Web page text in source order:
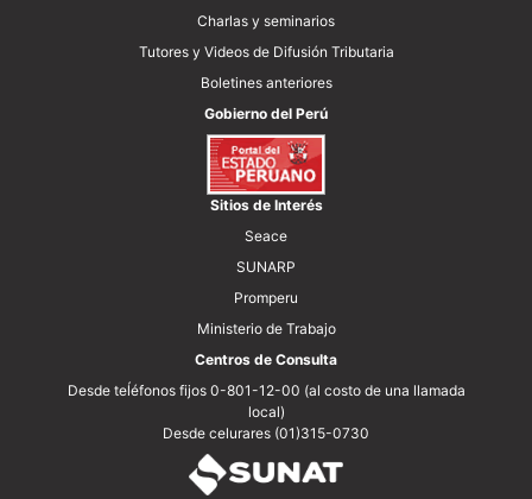
Charlas y seminarios
Tutores y Videos de Difusión Tributaria
Boletines anteriores
Gobierno del Perú
Sitios de Interés
Seace
SUNARP
Promperu
Ministerio de Trabajo
Centros de Consulta
Desde teĺéfonos fijos 0-801-12-00 (al costo de una llamada
local)
Desde celurares (01)315-0730